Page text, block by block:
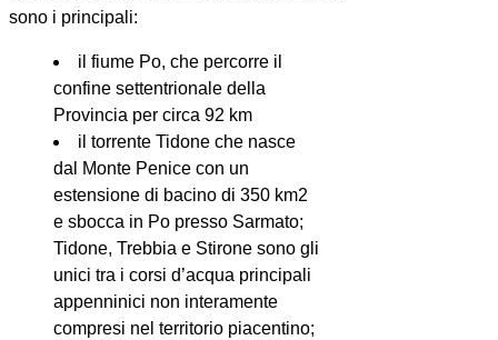
sono i principali:
il fiume Po, che percorre il
confine settentrionale della
Provincia per circa 92 km
il torrente Tidone che nasce
dal Monte Penice con un
estensione di bacino di 350 km2
e sbocca in Po presso Sarmato;
Tidone, Trebbia e Stirone sono gli
unici tra i corsi d’acqua principali
appenninici non interamente
compresi nel territorio piacentino;